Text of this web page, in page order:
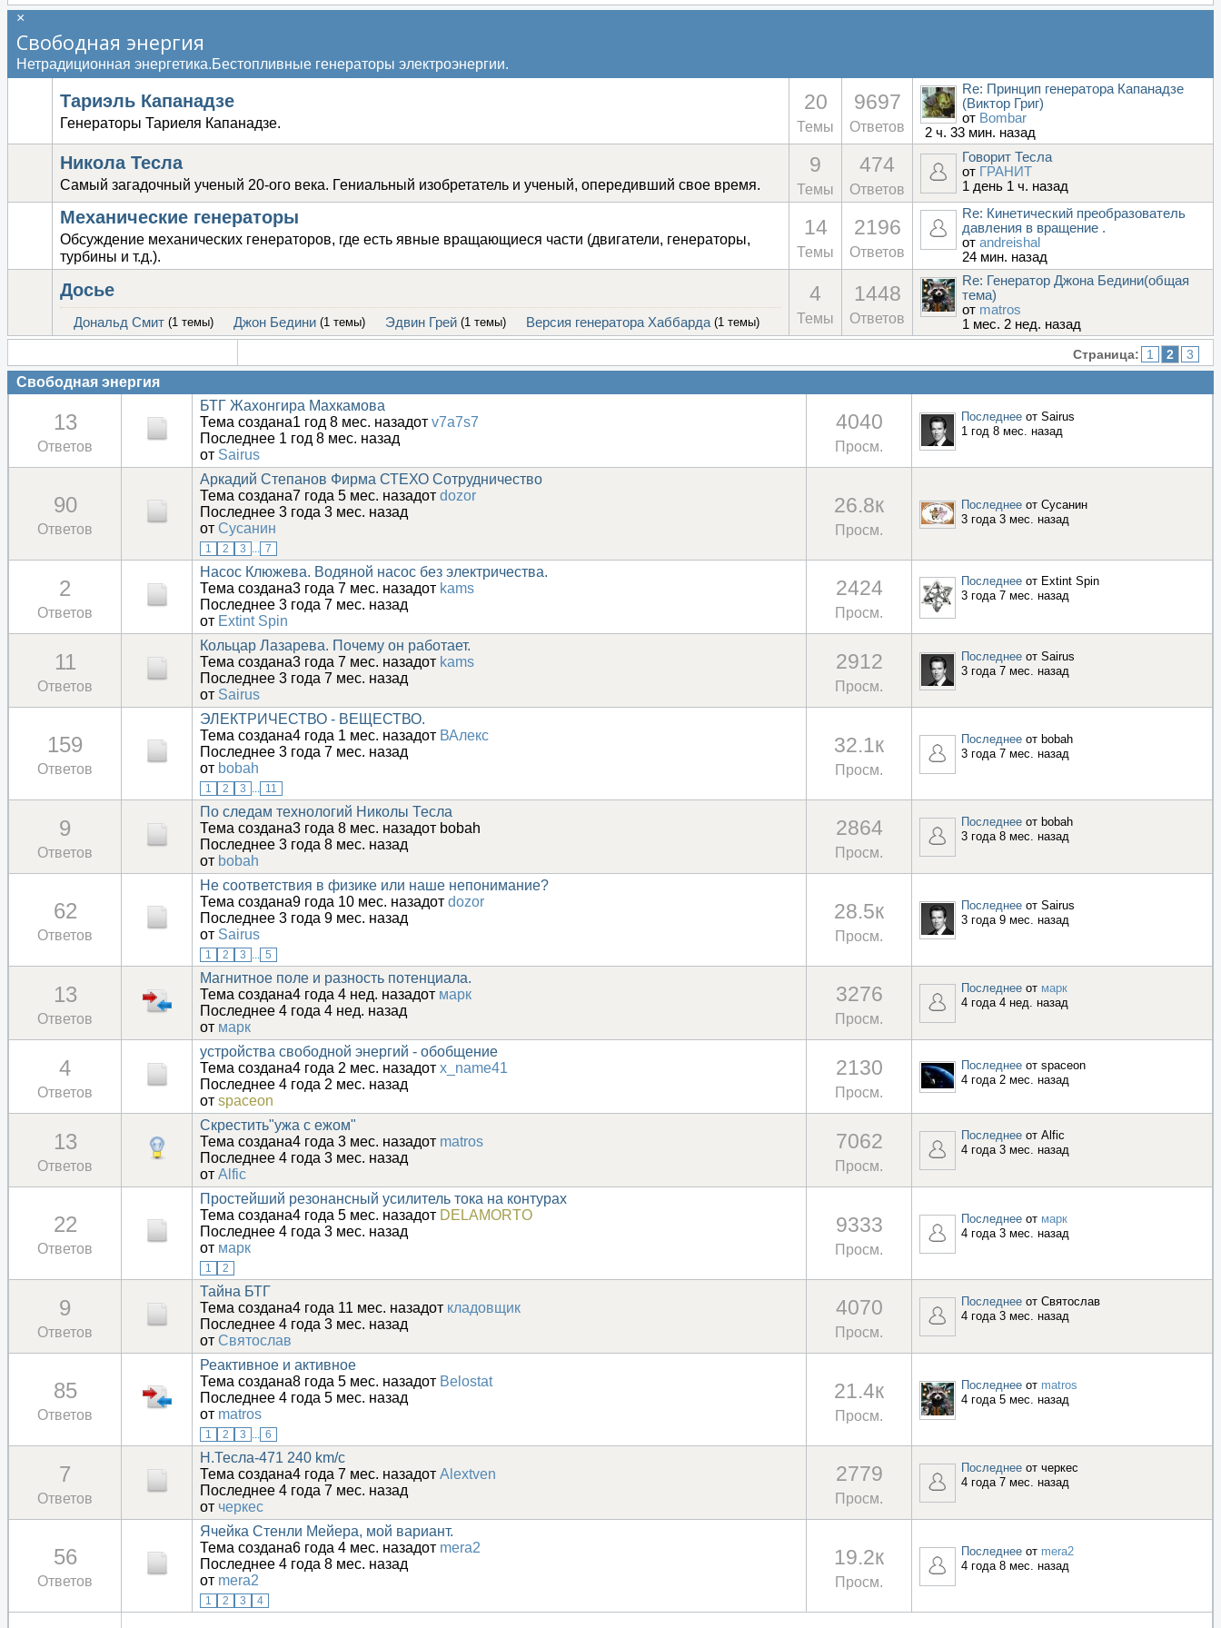
×
Свободная энергия
Нетрадиционная энергетика.Бестопливные генераторы электроэнергии.
Тариэль Капанадзе
Генераторы Тариеля Капанадзе.
20
Темы
9697
Ответов
Re: Принцип генератора Капанадзе
(Виктор Григ)
от Bombar
2 ч. 33 мин. назад
Никола Тесла
Самый загадочный ученый 20-ого века. Гениальный изобретатель и ученый, опередивший свое время.
9
Темы
474
Ответов
Говорит Тесла
от ГРАНИТ
1 день 1 ч. назад
Механические генераторы
Обсуждение механических генераторов, где есть явные вращающиеся части (двигатели, генераторы,
турбины и т.д.).
14
Темы
2196
Ответов
Re: Кинетический преобразователь
давления в вращение .
от andreishal
24 мин. назад
Досье
Дональд Смит (1 темы) Джон Бедини (1 темы) Эдвин Грей (1 темы) Версия генератора Хаббарда (1 темы)
4
Темы
1448
Ответов
Re: Генератор Джона Бедини(общая
тема)
от matros
1 мес. 2 нед. назад
Страница: 1 2 3
Свободная энергия
13
Ответов
БТГ Жахонгира Махкамова
Тема создана1 год 8 мес. назадот v7a7s7
Последнее 1 год 8 мес. назад
от Sairus
4040
Просм.
Последнее от Sairus
1 год 8 мес. назад
90
Ответов
Аркадий Степанов Фирма СТЕХО Сотрудничество
Тема создана7 года 5 мес. назадот dozor
Последнее 3 года 3 мес. назад
от Сусанин
1 2 3 7
26.8к
Просм.
Последнее от Сусанин
3 года 3 мес. назад
2
Ответов
Насос Клюжева. Водяной насос без электричества.
Тема создана3 года 7 мес. назадот kams
Последнее 3 года 7 мес. назад
от Extint Spin
2424
Просм.
Последнее от Extint Spin
3 года 7 мес. назад
11
Ответов
Кольцар Лазарева. Почему он работает.
Тема создана3 года 7 мес. назадот kams
Последнее 3 года 7 мес. назад
от Sairus
2912
Просм.
Последнее от Sairus
3 года 7 мес. назад
159
Ответов
ЭЛЕКТРИЧЕСТВО - ВЕЩЕСТВО.
Тема создана4 года 1 мес. назадот ВАлекс
Последнее 3 года 7 мес. назад
от bobah
1 2 3 11
32.1к
Просм.
Последнее от bobah
3 года 7 мес. назад
9
Ответов
По следам технологий Николы Тесла
Тема создана3 года 8 мес. назадот bobah
Последнее 3 года 8 мес. назад
от bobah
2864
Просм.
Последнее от bobah
3 года 8 мес. назад
62
Ответов
Не соответствия в физике или наше непонимание?
Тема создана9 года 10 мес. назадот dozor
Последнее 3 года 9 мес. назад
от Sairus
1 2 3 5
28.5к
Просм.
Последнее от Sairus
3 года 9 мес. назад
13
Ответов
Магнитное поле и разность потенциала.
Тема создана4 года 4 нед. назадот марк
Последнее 4 года 4 нед. назад
от марк
3276
Просм.
Последнее от марк
4 года 4 нед. назад
4
Ответов
устройства свободной энергий - обобщение
Тема создана4 года 2 мес. назадот x_name41
Последнее 4 года 2 мес. назад
от spaceon
2130
Просм.
Последнее от spaceon
4 года 2 мес. назад
13
Ответов
Скрестить"ужа с ежом"
Тема создана4 года 3 мес. назадот matros
Последнее 4 года 3 мес. назад
от Alfic
7062
Просм.
Последнее от Alfic
4 года 3 мес. назад
22
Ответов
Простейший резонансный усилитель тока на контурах
Тема создана4 года 5 мес. назадот DELAMORTO
Последнее 4 года 3 мес. назад
от марк
1 2
9333
Просм.
Последнее от марк
4 года 3 мес. назад
9
Ответов
Тайна БТГ
Тема создана4 года 11 мес. назадот кладовщик
Последнее 4 года 3 мес. назад
от Святослав
4070
Просм.
Последнее от Святослав
4 года 3 мес. назад
85
Ответов
Реактивное и активное
Тема создана8 года 5 мес. назадот Belostat
Последнее 4 года 5 мес. назад
от matros
1 2 3 6
21.4к
Просм.
Последнее от matros
4 года 5 мес. назад
7
Ответов
Н.Тесла-471 240 km/c
Тема создана4 года 7 мес. назадот Alextven
Последнее 4 года 7 мес. назад
от черкес
2779
Просм.
Последнее от черкес
4 года 7 мес. назад
56
Ответов
Ячейка Стенли Мейера, мой вариант.
Тема создана6 года 4 мес. назадот mera2
Последнее 4 года 8 мес. назад
от mera2
1 2 3 4
19.2к
Просм.
Последнее от mera2
4 года 8 мес. назад